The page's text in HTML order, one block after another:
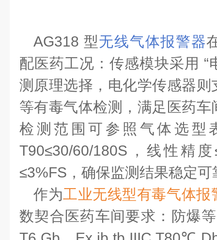
AG318 型无线气体报警器
配医药工况：传感模块采用 “
测原理选择 ， 电化学传感器
等有毒气体检测，满足医药
检测范围可参照气体选型
T90≤30/60/180S，线性精
≤3%FS ，确保监测结果稳定可
作为工业无线型有毒气体报
数契合医药车间要求：防爆